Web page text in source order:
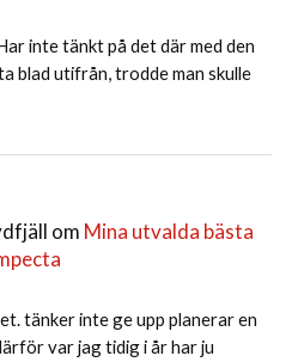
inte tänkt på det där med den
blad utifrån, trodde man skulle
om Mina utvalda bästa
tänker inte ge upp planerar en
var jag tidig i år har ju